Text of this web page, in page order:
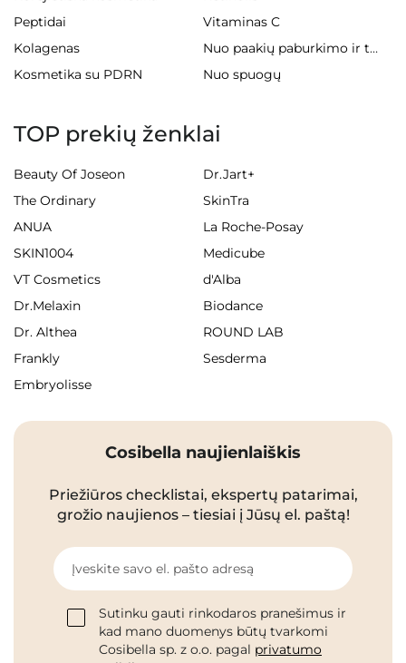
Peptidai
Vitaminas C
Kolagenas
Nuo paakių paburkimo ir tamsių ratilų
Kosmetika su PDRN
Nuo spuogų
TOP prekių ženklai
Beauty Of Joseon
Dr.Jart+
The Ordinary
SkinTra
ANUA
La Roche-Posay
SKIN1004
Medicube
VT Cosmetics
d'Alba
Dr.Melaxin
Biodance
Dr. Althea
ROUND LAB
Frankly
Sesderma
Embryolisse
Cosibella naujienlaiškis
Priežiūros checklistai, ekspertų patarimai,
grožio naujienos – tiesiai į Jūsų el. paštą!
Įveskite savo el. pašto adresą
Sutinku gauti rinkodaros pranešimus ir
kad mano duomenys būtų tvarkomi
Cosibella sp. z o.o. pagal privatumo